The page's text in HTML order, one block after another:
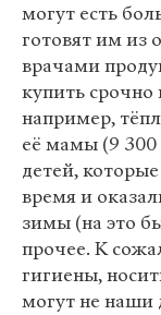
могут есть
готовят им из
врачами
купить
например,
её мамы (9 300
детей,
время и
зимы (на это
прочее. К
гигиены,
могут не наши